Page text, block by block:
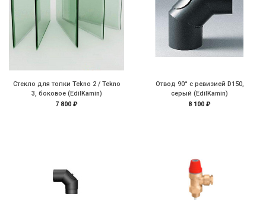
Стекло для топки Tekno 2 / Tekno
3, боковое (EdilKamin)
7 800 ₽
Отвод 90° с ревизией D150,
серый (EdilKamin)
8 100 ₽